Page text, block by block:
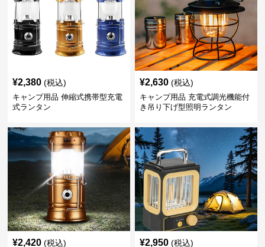
¥2,380 (税込)
キャンプ用品 伸縮式携帯型充電
式ランタン
¥2,630 (税込)
キャンプ用品 充電式調光機能付
き吊り下げ型照明ランタン
¥2,420 (税込) ¥2,950 (税込)